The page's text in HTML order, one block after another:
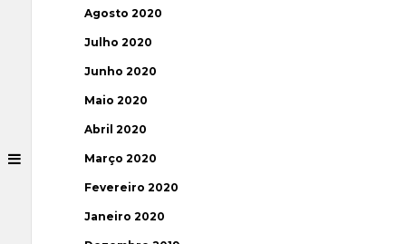
Agosto 2020
Julho 2020
Junho 2020
Maio 2020
Abril 2020
Março 2020
Fevereiro 2020
Janeiro 2020